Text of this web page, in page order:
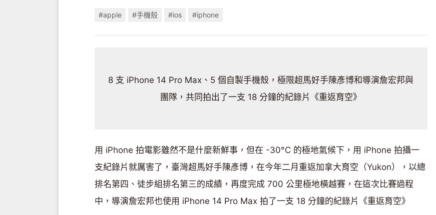
#apple #手機殼 #ios #iphone
8 支 iPhone 14 Pro Max、5 個自製手機殼，極限超馬好手陳彥博和導演詹宏邦與
團隊，共同拍出了一支 18 分鐘的紀錄片《重返育空》
用 iPhone 拍電影雖然不是什麼新鮮事，但在 -30°C 的極地氣候下，用 iPhone 拍攝一
支紀錄片就厲害了，臺灣超馬好手陳彥博，在今年二月重返加拿大育空（Yukon），以總
排名第四、徒步組排名第三的成績，再度完成 700 公里極地橫越賽，在這次比賽過程
中，導演詹宏邦也使用 iPhone 14 Pro Max 拍了一支 18 分鐘的紀錄片《重返育空》